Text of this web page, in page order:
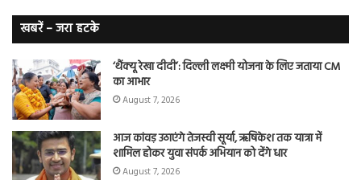
खबरें – जरा हटके
‘थैंक्यू रेखा दीदी’: दिल्ली लक्ष्मी योजना के लिए जताया CM
का आभार
August 7, 2026
आज कांवड़ उठाएंगे तेजस्वी सूर्या, ऋषिकेश तक यात्रा में
शामिल होकर युवा संपर्क अभियान को देंगे धार
August 7, 2026